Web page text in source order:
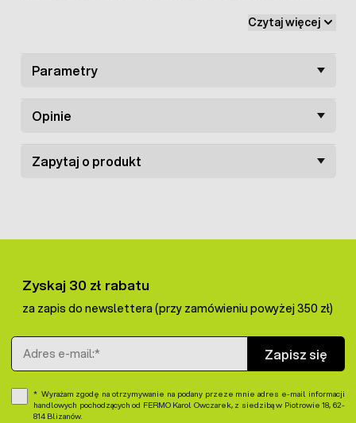
froncie klatki. Odstęp między uchwytami wynosi 6 cm.
dobrze się utrzymuje. W ofercie sklepu znajduje się
Czytaj więcej
Parametry
Opinie
Zapytaj o produkt
Zyskaj 30 zł rabatu
za zapis do newslettera (przy zamówieniu powyżej 350 zł)
Adres e-mail
Zapisz się
Wyrażam zgodę na otrzymywanie na podany przeze mnie adres e-mail informacji
handlowych pochodzących od FERMO Karol Owczarek, z siedzibą w Piotrowie 18, 62-
814 Blizanów.